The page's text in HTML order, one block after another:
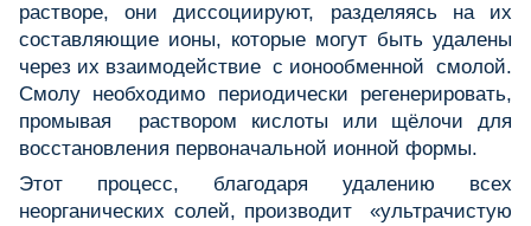
растворе, они диссоциируют, разделяясь на их
составляющие ионы, которые могут быть удалены
через их взаимодействие с ионообменной смолой.
Смолу необходимо периодически регенерировать,
промывая раствором кислоты или щёлочи для
восстановления первоначальной ионной формы.
Этот процесс, благодаря удалению всех
неорганических солей, производит «ультрачистую